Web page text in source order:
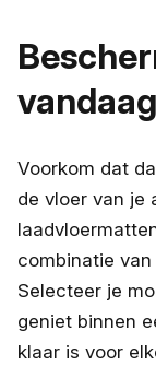
Voorkom dat
de vloer van je
combinatie
Selecteer je
geniet binnen
klaar is voor